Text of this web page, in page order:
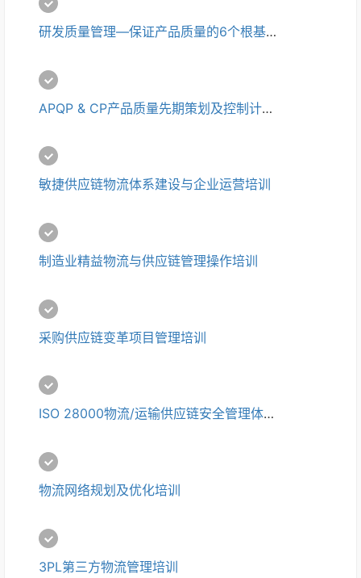
研发质量管理—保证产品质量的6个根基培训
APQP & CP产品质量先期策划及控制计划培训
敏捷供应链物流体系建设与企业运营培训
制造业精益物流与供应链管理操作培训
采购供应链变革项目管理培训
ISO 28000物流/运输供应链安全管理体系内审员培训
物流网络规划及优化培训
3PL第三方物流管理培训